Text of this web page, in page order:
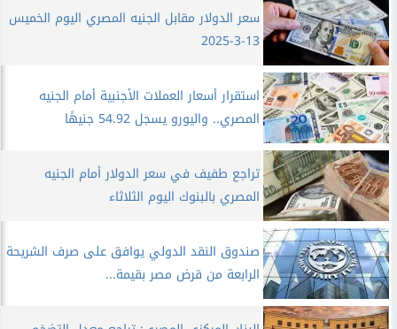
سعر الدولار مقابل الجنيه المصري اليوم الخميس
13-3-2025
استقرار أسعار العملات الأجنبية أمام الجنيه
المصري.. واليورو يسجل 54.92 جنيهًا
تراجع طفيف في سعر الدولار أمام الجنيه
المصري بالبنوك اليوم الثلاثاء
صندوق النقد الدولي يوافق على صرف الشريحة
الرابعة من قرض مصر بقيمة...